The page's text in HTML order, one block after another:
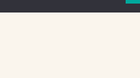
CENTRE NATIONAL DU LIVRE